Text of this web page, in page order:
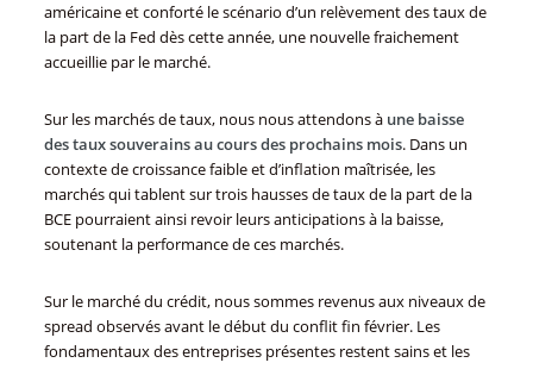
américaine et conforté le scénario d’un relèvement des taux de
la part de la Fed dès cette année, une nouvelle fraichement
accueillie par le marché.
Sur les marchés de taux, nous nous attendons à une baisse
des taux souverains au cours des prochains mois. Dans un
contexte de croissance faible et d’inflation maîtrisée, les
marchés qui tablent sur trois hausses de taux de la part de la
BCE pourraient ainsi revoir leurs anticipations à la baisse,
soutenant la performance de ces marchés.
Sur le marché du crédit, nous sommes revenus aux niveaux de
spread observés avant le début du conflit fin février. Les
fondamentaux des entreprises présentes restent sains et les